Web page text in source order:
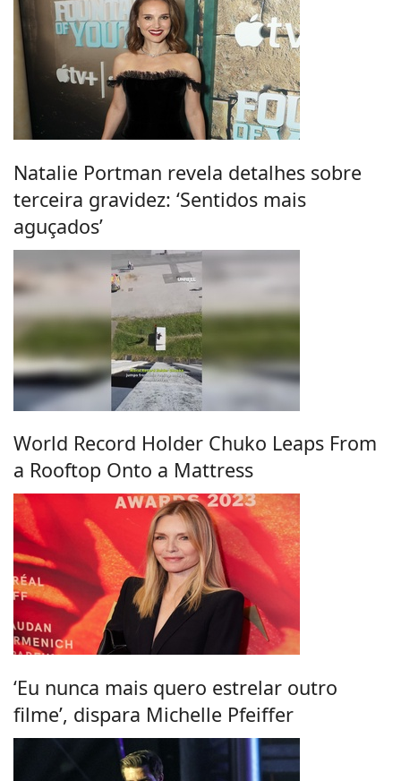
Natalie Portman revela detalhes sobre
terceira gravidez: ‘Sentidos mais
aguçados’
World Record Holder Chuko Leaps From
a Rooftop Onto a Mattress
‘Eu nunca mais quero estrelar outro
filme’, dispara Michelle Pfeiffer